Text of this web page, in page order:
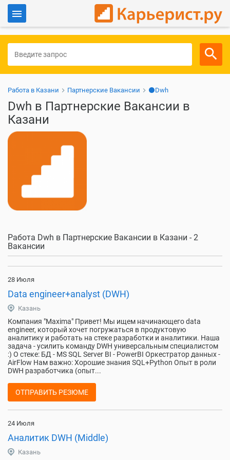
Для работодателей
Работа в Казани Партнерские Вакансии ⚫Dwh
Dwh в Партнерские Вакансии в
Казани
Работа Dwh в Партнерские Вакансии в Казани - 2
Вакансии
28 Июля
Data engineer+analyst (DWH)
Казань
Компания "Maxima" Привет! Мы ищем начинающего data
engineer, который хочет погружаться в продуктовую
аналитику и работать на стеке разработки и аналитики. Наша
задача - усилить команду DWH универсальным специалистом
:) О стеке: БД - MS SQL Server BI - PowerBI Оркестратор данных -
AirFlow Нам важно: Хорошие знания SQL+Python Опыт в роли
DWH разработчика (опыт...
ОТПРАВИТЬ РЕЗЮМЕ
24 Июля
Аналитик DWH (Middle)
Казань